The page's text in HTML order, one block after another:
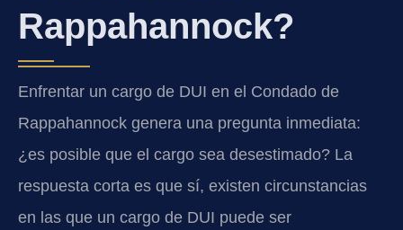
Rappahannock?
Enfrentar un cargo de DUI en el Condado de
Rappahannock genera una pregunta inmediata:
¿es posible que el cargo sea desestimado? La
respuesta corta es que sí, existen circunstancias
en las que un cargo de DUI puede ser